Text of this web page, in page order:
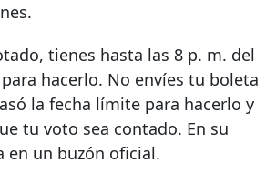
tienes hasta las 8 p. m. del
hacerlo. No envíes tu boleta
la fecha límite para hacerlo y
tu voto sea contado. En su
en un buzón oficial.